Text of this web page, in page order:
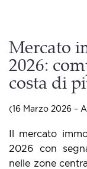
Mercato
2026:
costa di
(16 Marzo 2026 –
Il mercato
2026 con
nelle zone